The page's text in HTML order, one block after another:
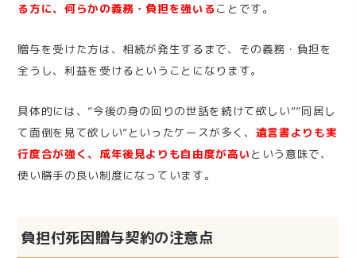
る方に、何らかの義務・負担を強いる ことです。
贈与を受けた方は、相続が発生するまで、その義務・負担を
全うし、利益を受けるということになります。
具体的には、”今後の身の回りの世話を続けて欲しい””同居し
て面倒を見て欲しい”といったケースが多く、 遺言書よりも実
行度合が強く、成年後見よりも自由度が高い という意味で、
使い勝手の良い制度になっています。
負担付死因贈与契約の注意点